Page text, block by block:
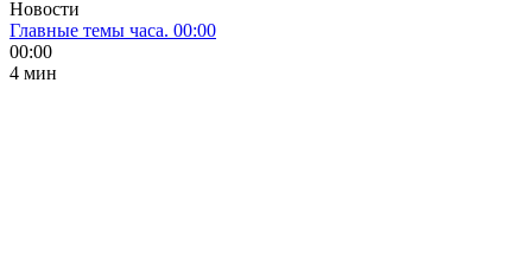
Новости
Главные темы часа. 00:00
00:00
4 мин